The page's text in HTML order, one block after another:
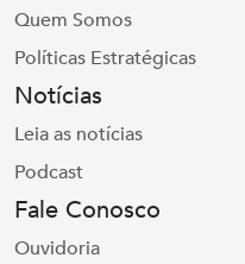
Quem Somos
Políticas Estratégicas
Notícias
Leia as notícias
Podcast
Fale Conosco
Ouvidoria